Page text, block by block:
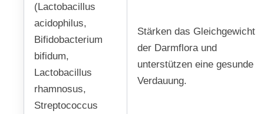
(Lactobacillus
acidophilus,
Bifidobacterium
bifidum,
Lactobacillus
rhamnosus,
Streptococcus
Stärken das Gleichgewicht
der Darmflora und
unterstützen eine gesunde
Verdauung.